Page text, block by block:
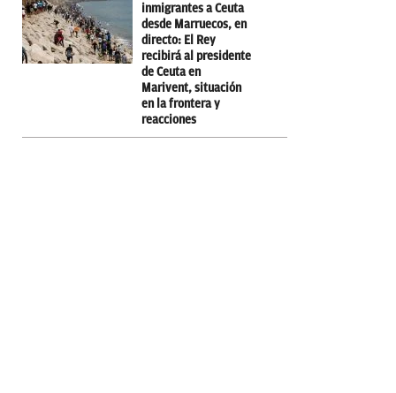
inmigrantes a Ceuta
desde Marruecos, en
directo: El Rey
recibirá al presidente
de Ceuta en
Marivent, situación
en la frontera y
reacciones